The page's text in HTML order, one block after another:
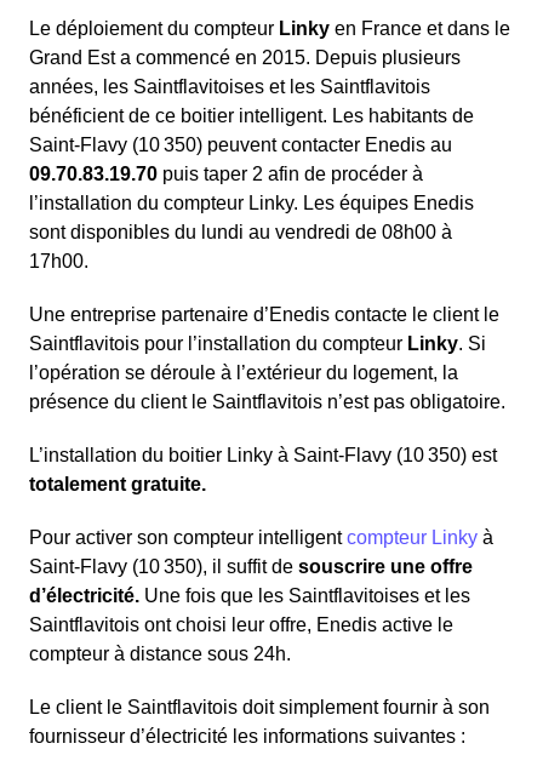
Le déploiement du compteur Linky en France et dans le
Grand Est a commencé en 2015. Depuis plusieurs
années, les Saintflavitoises et les Saintflavitois
bénéficient de ce boitier intelligent. Les habitants de
Saint-Flavy (10 350) peuvent contacter Enedis au
09.70.83.19.70 puis taper 2 afin de procéder à
l’installation du compteur Linky. Les équipes Enedis
sont disponibles du lundi au vendredi de 08h00 à
17h00.
Une entreprise partenaire d’Enedis contacte le client le
Saintflavitois pour l’installation du compteur Linky. Si
l’opération se déroule à l’extérieur du logement, la
présence du client le Saintflavitois n’est pas obligatoire.
L’installation du boitier Linky à Saint-Flavy (10 350) est
totalement gratuite.
Pour activer son compteur intelligentcompteur Linky à
Saint-Flavy (10 350), il suffit de souscrire une offre
d’électricité. Une fois que les Saintflavitoises et les
Saintflavitois ont choisi leur offre, Enedis active le
compteur à distance sous 24h.
Le client le Saintflavitois doit simplement fournir à son
fournisseur d’électricité les informations suivantes :